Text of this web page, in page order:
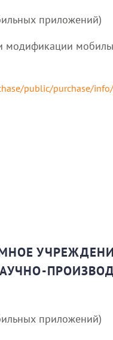
приложений)
модификации
public/purchase/
приложений)